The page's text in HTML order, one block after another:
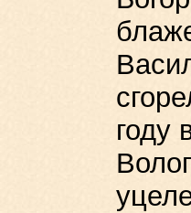
году